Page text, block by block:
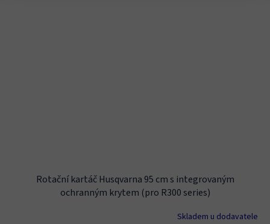
Rotační kartáč Husqvarna 95 cm s integrovaným
ochranným krytem (pro R300 series)
Skladem u dodavatele